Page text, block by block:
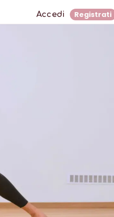
Accedi Registrati